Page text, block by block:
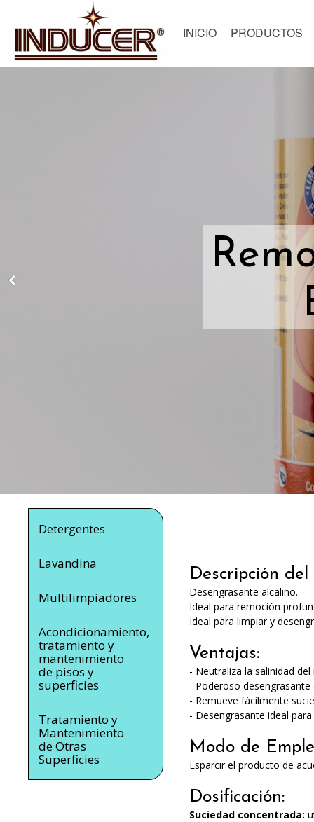
INICIO PRODUCTOS
Detergentes
Lavandina
Multilimpiadores
Acondicionamiento,
tratamiento y
mantenimiento
de pisos y
superficies
Tratamiento y
Mantenimiento
de Otras
Superficies
Descripción del
Desengrasante alcalino.
Ideal para remoción
Ideal para limpiar y
Ventajas:
- Neutraliza la salinidad
- Poderoso desengrasante
- Remueve fácilmente
- Desengrasante ideal
Modo de
Esparcir el producto de
Dosificación:
Suciedad concentrada: